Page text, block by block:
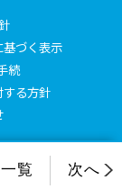
づく表示
続
する方針
覧 次へ